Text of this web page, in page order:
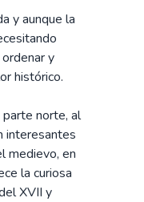
y aunque la
y
histórico.
parte norte, al
interesantes
medievo, en
la curiosa
XVII y